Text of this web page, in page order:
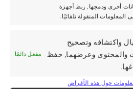
أخرى ودمجها, ربط أجهزة
المعلومات المنقولة تلقائيًا.
واكتشافه وتصحيح
والمحتوى وعرضهما, حفظ
مفعل دائمًا
حول هذه الأغراض